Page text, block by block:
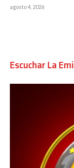
agosto 4, 2026
Escuchar La